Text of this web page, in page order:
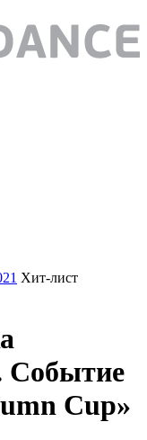
Хит-лист
Событие
Cup»